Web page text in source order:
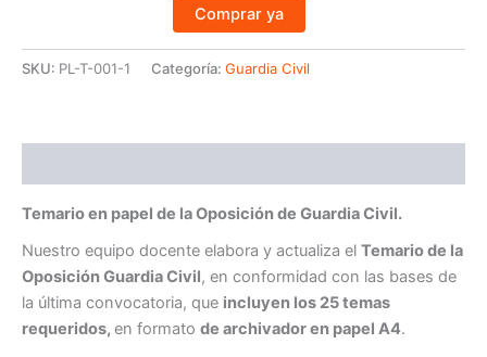
Comprar ya
SKU: PL-T-001-1 Categoría: Guardia Civil
Temario en papel de la Oposición de Guardia Civil.
Nuestro equipo docente elabora y actualiza el Temario de la
Oposición Guardia Civil, en conformidad con las bases de
la última convocatoria, que incluyen los 25 temas
requeridos, en formato de archivador en papel A4.